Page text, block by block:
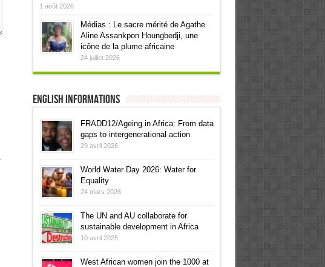
1 août 2026
Médias : Le sacre mérité de Agathe
Aline Assankpon Houngbedji, une
icône de la plume africaine
24 juillet 2026
English informations
FRADD12/Ageing in Africa: From data
gaps to intergenerational action
29 avril 2026
World Water Day 2026: Water for
Equality
24 mars 2026
The UN and AU collaborate for
sustainable development in Africa
10 avril 2025
West African women join the 1000 at